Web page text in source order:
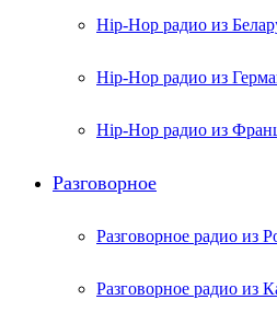
Hip-Hop радио из
Hip-Hop радио из
Hip-Hop радио из
Разговорное
Разговорное радио из
Разговорное радио из